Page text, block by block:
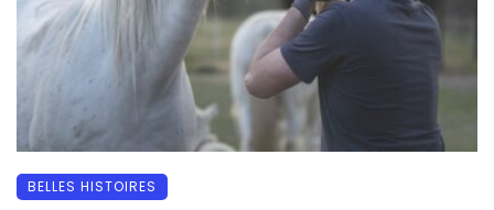
BELLES HISTOIRES